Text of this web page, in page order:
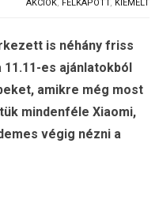
AKCIÓK, FELKAPOTT, KIEMELT
is néhány friss
es ajánlatokból
amikre még most
mindenféle Xiaomi,
végig nézni a